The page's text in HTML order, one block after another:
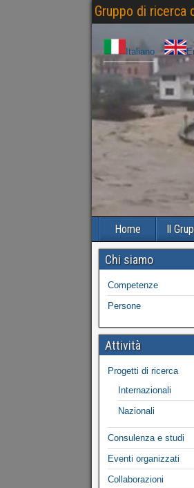
Gruppo di ricerca
Italiano
Home Il
Chi siamo
Competenze
Persone
Attività
Progetti di ricerca
Internazionali
Nazionali
Consulenza e studi
Eventi organizzati
Collaborazioni